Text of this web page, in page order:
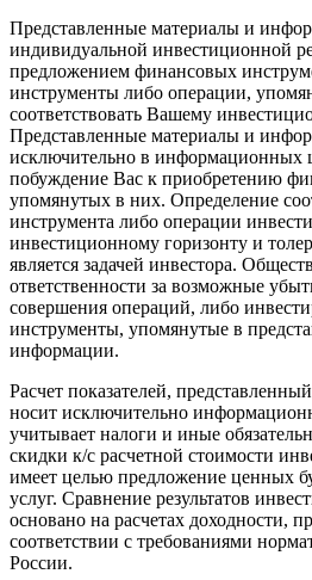
Представленные материалы и
индивидуальной инвестиционной
предложением финансовых
инструменты либо операции,
соответствовать Вашему
Представленные материалы и
исключительно в информационных
побуждение Вас к приобретению
упомянутых в них. Определение
инструмента либо операции
инвестиционному горизонту и
является задачей инвестора.
ответственности за возможные
совершения операций, либо
инструменты, упомянутые в
информации.
Расчет показателей,
носит исключительно
учитывает налоги и иные
скидки к/с расчетной стоимости
имеет целью предложение ценных
услуг. Сравнение результатов
основано на расчетах доходности,
соответствии с требованиями
России.